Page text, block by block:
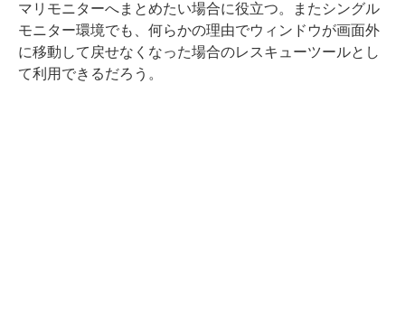
マリモニターへまとめたい場合に役立つ。またシングル
モニター環境でも、何らかの理由でウィンドウが画面外
に移動して戻せなくなった場合のレスキューツールとし
て利用できるだろう。